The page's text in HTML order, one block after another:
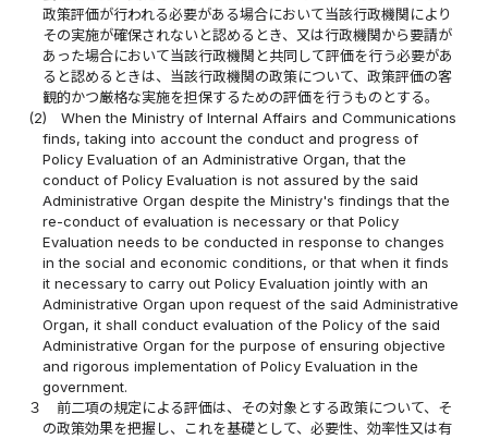
政策評価が行われる必要がある場合において当該行政機関により
その実施が確保されないと認めるとき、又は行政機関から要請が
あった場合において当該行政機関と共同して評価を行う必要があ
ると認めるときは、当該行政機関の政策について、政策評価の客
観的かつ厳格な実施を担保するための評価を行うものとする。
(2)
When the Ministry of Internal Affairs and Communications
finds, taking into account the conduct and progress of
Policy Evaluation of an Administrative Organ, that the
conduct of Policy Evaluation is not assured by the said
Administrative Organ despite the Ministry's findings that the
re-conduct of evaluation is necessary or that Policy
Evaluation needs to be conducted in response to changes
in the social and economic conditions, or that when it finds
it necessary to carry out Policy Evaluation jointly with an
Administrative Organ upon request of the said Administrative
Organ, it shall conduct evaluation of the Policy of the said
Administrative Organ for the purpose of ensuring objective
and rigorous implementation of Policy Evaluation in the
government.
３
前二項の規定による評価は、その対象とする政策について、そ
の政策効果を把握し、これを基礎として、必要性、効率性又は有